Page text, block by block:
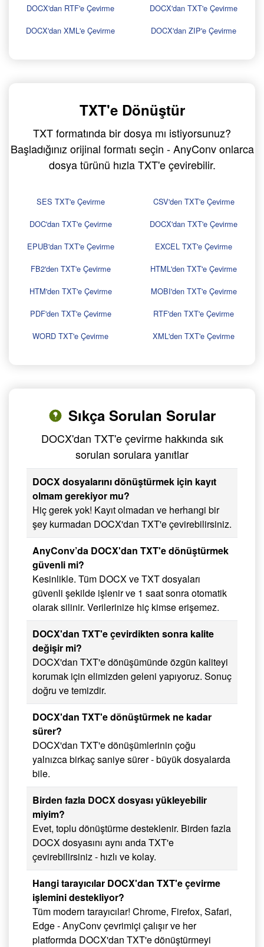
DOCX'dan RTF'e Çevirme
DOCX'dan TXT'e Çevirme
DOCX'dan XML'e Çevirme
DOCX'dan ZIP'e Çevirme
TXT'e Dönüştür
TXT formatında bir dosya mı istiyorsunuz?
Başladığınız orijinal formatı seçin - AnyConv onlarca
dosya türünü hızla TXT'e çevirebilir.
SES TXT'e Çevirme
CSV'den TXT'e Çevirme
DOC'dan TXT'e Çevirme
DOCX'dan TXT'e Çevirme
EPUB'dan TXT'e Çevirme
EXCEL TXT'e Çevirme
FB2'den TXT'e Çevirme
HTML'den TXT'e Çevirme
HTM'den TXT'e Çevirme
MOBI'den TXT'e Çevirme
PDF'den TXT'e Çevirme
RTF'den TXT'e Çevirme
WORD TXT'e Çevirme
XML'den TXT'e Çevirme
Sıkça Sorulan Sorular
DOCX'dan TXT'e çevirme hakkında sık
sorulan sorulara yanıtlar
DOCX dosyalarını dönüştürmek için kayıt
olmam gerekiyor mu?
Hiç gerek yok! Kayıt olmadan ve herhangi bir
şey kurmadan DOCX'dan TXT'e çevirebilirsiniz.
AnyConv’da DOCX'dan TXT'e dönüştürmek
güvenli mi?
Kesinlikle. Tüm DOCX ve TXT dosyaları
güvenli şekilde işlenir ve 1 saat sonra otomatik
olarak silinir. Verilerinize hiç kimse erişemez.
DOCX'dan TXT'e çevirdikten sonra kalite
değişir mi?
DOCX'dan TXT'e dönüşümünde özgün kaliteyi
korumak için elimizden geleni yapıyoruz. Sonuç
doğru ve temizdir.
DOCX'dan TXT'e dönüştürmek ne kadar
sürer?
DOCX'dan TXT'e dönüşümlerinin çoğu
yalnızca birkaç saniye sürer - büyük dosyalarda
bile.
Birden fazla DOCX dosyası yükleyebilir
miyim?
Evet, toplu dönüştürme desteklenir. Birden fazla
DOCX dosyasını aynı anda TXT'e
çevirebilirsiniz - hızlı ve kolay.
Hangi tarayıcılar DOCX'dan TXT'e çevirme
işlemini destekliyor?
Tüm modern tarayıcılar! Chrome, Firefox, Safari,
Edge - AnyConv çevrimiçi çalışır ve her
platformda DOCX'dan TXT'e dönüştürmeyi